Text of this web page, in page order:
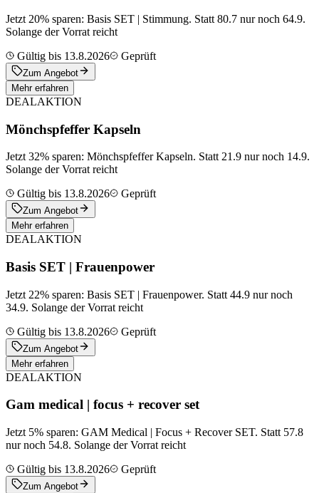
Jetzt 20% sparen: Basis SET | Stimmung. Statt 80.7 nur noch 64.9.
Solange der Vorrat reicht
Gültig bis 13.8.2026
Geprüft
Zum Angebot
Mehr erfahren
DEALAKTION
Mönchspfeffer Kapseln
Jetzt 32% sparen: Mönchspfeffer Kapseln. Statt 21.9 nur noch 14.9.
Solange der Vorrat reicht
Gültig bis 13.8.2026
Geprüft
Zum Angebot
Mehr erfahren
DEALAKTION
Basis SET | Frauenpower
Jetzt 22% sparen: Basis SET | Frauenpower. Statt 44.9 nur noch
34.9. Solange der Vorrat reicht
Gültig bis 13.8.2026
Geprüft
Zum Angebot
Mehr erfahren
DEALAKTION
Gam medical | focus + recover set
Jetzt 5% sparen: GAM Medical | Focus + Recover SET. Statt 57.8
nur noch 54.8. Solange der Vorrat reicht
Gültig bis 13.8.2026
Geprüft
Zum Angebot